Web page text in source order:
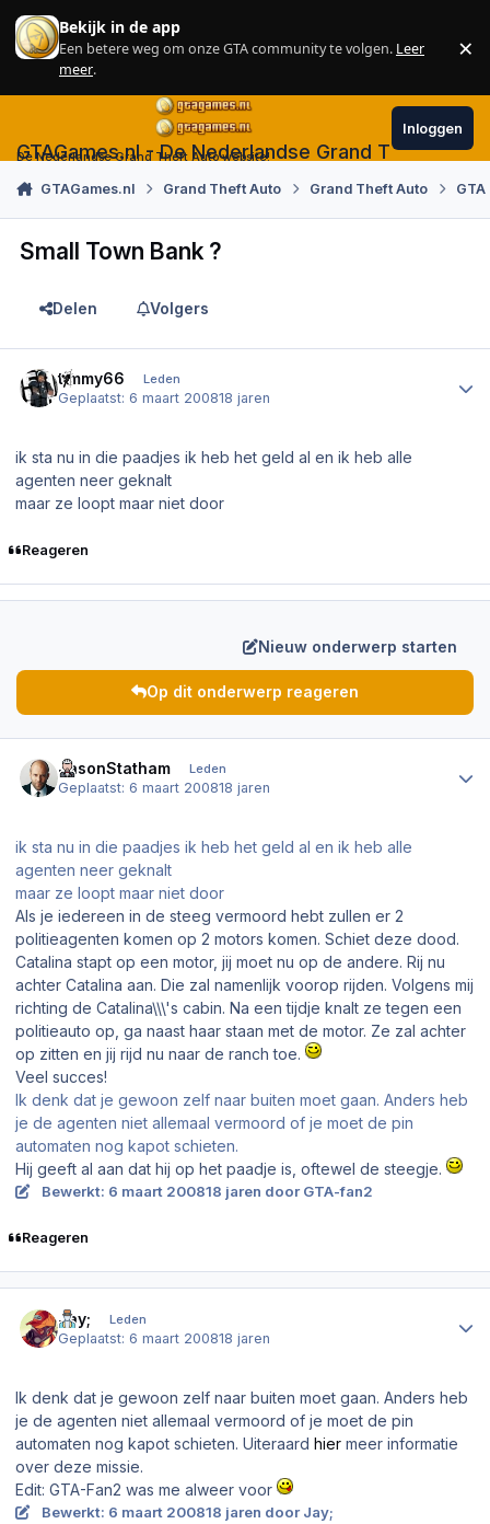
Skip to content
Bekijk in de app
Een betere weg om onze GTA community te volgen. Leer
meer.
×
GTAGames.nl - De Nederlandse Grand Theft Auto
De Nederlandse Grand Theft Auto website!
Inloggen
GTAGames.nl Grand Theft Auto Grand Theft Auto
Small Town Bank ?
Delen Volgers
timmy66 Leden
Geplaatst:6 maart 200818 jaren
ik sta nu in die paadjes ik heb het geld al en ik heb alle
agenten neer geknalt
maar ze loopt maar niet door
Reageren
Nieuw onderwerp starten
Op dit onderwerp reageren
JasonStatham Leden
Geplaatst:6 maart 200818 jaren
ik sta nu in die paadjes ik heb het geld al en ik heb alle
agenten neer geknalt
maar ze loopt maar niet door
Als je iedereen in de steeg vermoord hebt zullen er 2
politieagenten komen op 2 motors komen. Schiet deze dood.
Catalina stapt op een motor, jij moet nu op de andere. Rij nu
achter Catalina aan. Die zal namenlijk voorop rijden. Volgens mij
richting de Catalina\\\'s cabin. Na een tijdje knalt ze tegen een
politieauto op, ga naast haar staan met de motor. Ze zal achter
op zitten en jij rijd nu naar de ranch toe.
Veel succes!
Ik denk dat je gewoon zelf naar buiten moet gaan. Anders heb
je de agenten niet allemaal vermoord of je moet de pin
automaten nog kapot schieten.
Hij geeft al aan dat hij op het paadje is, oftewel de steegje.
Bewerkt: 6 maart 200818 jaren door GTA-fan2
Reageren
Jay; Leden
Geplaatst:6 maart 200818 jaren
Ik denk dat je gewoon zelf naar buiten moet gaan. Anders heb
je de agenten niet allemaal vermoord of je moet de pin
automaten nog kapot schieten. Uiteraard hier meer informatie
over deze missie.
Edit: GTA-Fan2 was me alweer voor
Bewerkt: 6 maart 200818 jaren door Jay;